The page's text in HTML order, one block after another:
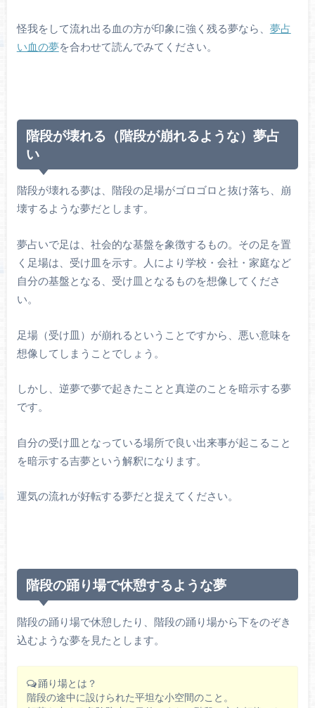
怪我をして流れ出る血の方が印象に強く残る夢なら、 夢占
い血の夢を合わせて読んでみてください。
階段が壊れる（階段が崩れるような）夢占
い
階段が壊れる夢は、階段の足場がゴロゴロと抜け落ち、崩
壊するような夢だとします。
夢占いで足は、社会的な基盤を象徴するもの。その足を置
く足場は、受け皿を示す。人により学校・会社・家庭など
自分の基盤となる、受け皿となるものを想像してくださ
い。
足場（受け皿）が崩れるということですから、悪い意味を
想像してしまうことでしょう。
しかし、逆夢で夢で起きたことと真逆のことを暗示する夢
です。
自分の受け皿となっている場所で良い出来事が起こること
を暗示する吉夢という解釈になります。
運気の流れが好転する夢だと捉えてください。
階段の踊り場で休憩するような夢
階段の踊り場で休憩したり、階段の踊り場から下をのぞき
込むような夢を見たとします。
踊り場とは？
階段の途中に設けられた平坦な小空間のこと。